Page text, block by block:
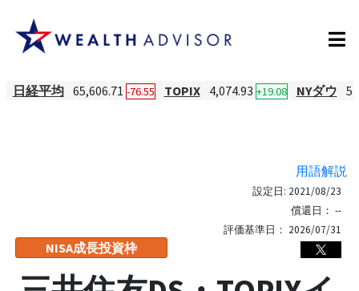
日経平均 65,606.71 -76.55 TOPIX 4,074.93 +19.08 NYダウ
用語解説
NISA成長投資枠
設定日: 2021/08/23
償還日： --
評価基準日： 2026/07/31